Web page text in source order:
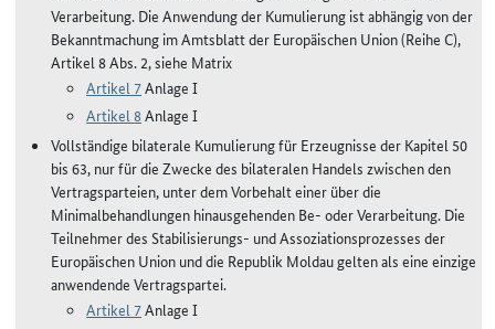
Verarbeitung. Die Anwendung der Kumulierung ist abhängig von der
Bekanntmachung im Amtsblatt der Europäischen Union (Reihe C),
Artikel 8 Abs. 2, siehe Matrix
Artikel 7Anlage I
Artikel 8Anlage I
Vollständige bilaterale Kumulierung für Erzeugnisse der Kapitel 50
bis 63, nur für die Zwecke des bilateralen Handels zwischen den
Vertragsparteien, unter dem Vorbehalt einer über die
Minimalbehandlungen hinausgehenden Be- oder Verarbeitung. Die
Teilnehmer des Stabilisierungs- und Assoziationsprozesses der
Europäischen Union und die Republik Moldau gelten als eine einzige
anwendende Vertragspartei.
Artikel 7Anlage I